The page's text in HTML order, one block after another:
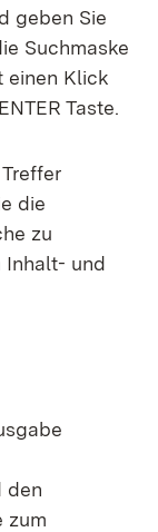
geben Sie
Suchmaske
einen Klick
Taste.
die
zu
Inhalt- und
den
zum